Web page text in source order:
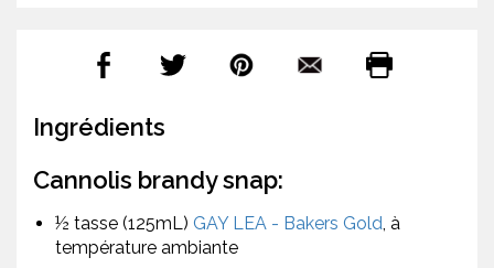
Ingrédients
Cannolis brandy snap:
½ tasse (125mL) GAY LEA - Bakers Gold, à
température ambiante